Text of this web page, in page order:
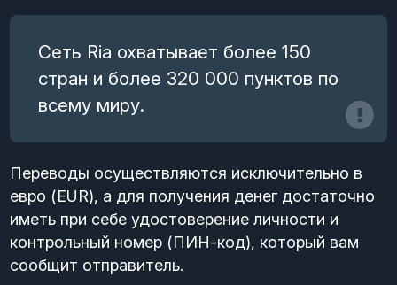
Сеть Ria охватывает более 150
стран и более 320 000 пунктов по
всему миру.
Переводы осуществляются исключительно в
евро (EUR), а для получения денег достаточно
иметь при себе удостоверение личности и
контрольный номер (ПИН-код), который вам
сообщит отправитель.